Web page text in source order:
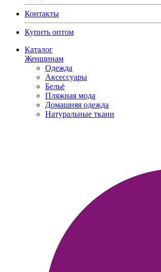
Контакты
Купить оптом
Каталог
Женщинам
Одежда
Аксессуары
Бельё
Пляжная мода
Домашняя одежда
Натуральные ткани